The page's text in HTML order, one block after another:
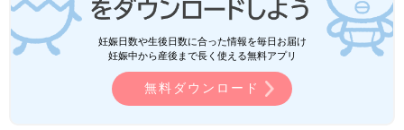
妊娠日数や生後日数に合った情報を毎日お届け
妊娠中から産後まで長く使える無料アプリ
無料ダウンロード